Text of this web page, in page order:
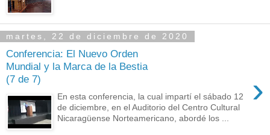
martes, 22 de diciembre de 2020
Conferencia: El Nuevo Orden
Mundial y la Marca de la Bestia
(7 de 7)
›
En esta conferencia, la cual impartí el sábado 12
de diciembre, en el Auditorio del Centro Cultural
Nicaragüense Norteamericano, abordé los ...